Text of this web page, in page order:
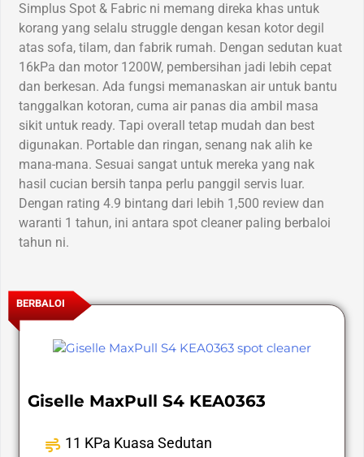
Simplus Spot & Fabric ni memang direka khas untuk
korang yang selalu struggle dengan kesan kotor degil
atas sofa, tilam, dan fabrik rumah. Dengan sedutan kuat
16kPa dan motor 1200W, pembersihan jadi lebih cepat
dan berkesan. Ada fungsi memanaskan air untuk bantu
tanggalkan kotoran, cuma air panas dia ambil masa
sikit untuk ready. Tapi overall tetap mudah dan best
digunakan. Portable dan ringan, senang nak alih ke
mana-mana. Sesuai sangat untuk mereka yang nak
hasil cucian bersih tanpa perlu panggil servis luar.
Dengan rating 4.9 bintang dari lebih 1,500 review dan
waranti 1 tahun, ini antara spot cleaner paling berbaloi
tahun ni.
BERBALOI
Giselle MaxPull S4 KEA0363
11 KPa Kuasa Sedutan